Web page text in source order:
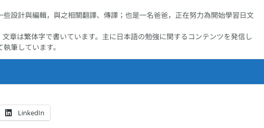
設計與編輯，與之相關翻譯、傳譯；也是一名爸爸，正在努力為開始學習日文
章は繁体字で書いています。主に日本語の勉強に関するコンテンツを発信し
筆しています。
LinkedIn